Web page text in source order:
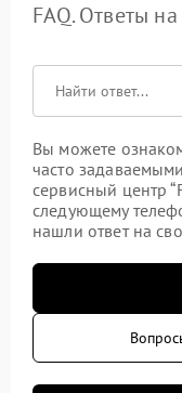
FAQ. Ответы
Вы можете
часто
сервисный центр
следующему
нашли ответ на